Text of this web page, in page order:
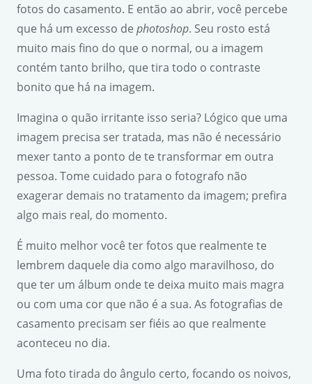
fotos do casamento. E então ao abrir, você percebe
que há um excesso de photoshop. Seu rosto está
muito mais fino do que o normal, ou a imagem
contém tanto brilho, que tira todo o contraste
bonito que há na imagem.
Imagina o quão irritante isso seria? Lógico que uma
imagem precisa ser tratada, mas não é necessário
mexer tanto a ponto de te transformar em outra
pessoa. Tome cuidado para o fotografo não
exagerar demais no tratamento da imagem; prefira
algo mais real, do momento.
É muito melhor você ter fotos que realmente te
lembrem daquele dia como algo maravilhoso, do
que ter um álbum onde te deixa muito mais magra
ou com uma cor que não é a sua. As fotografias de
casamento precisam ser fiéis ao que realmente
aconteceu no dia.
Uma foto tirada do ângulo certo, focando os noivos,